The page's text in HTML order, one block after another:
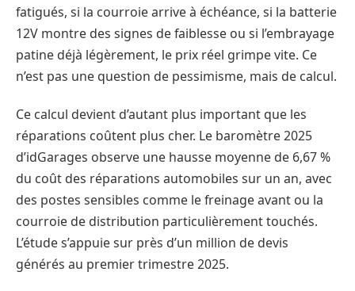
fatigués, si la courroie arrive à échéance, si la batterie
12V montre des signes de faiblesse ou si l’embrayage
patine déjà légèrement, le prix réel grimpe vite. Ce
n’est pas une question de pessimisme, mais de calcul.
Ce calcul devient d’autant plus important que les
réparations coûtent plus cher. Le baromètre 2025
d’idGarages observe une hausse moyenne de 6,67 %
du coût des réparations automobiles sur un an, avec
des postes sensibles comme le freinage avant ou la
courroie de distribution particulièrement touchés.
L’étude s’appuie sur près d’un million de devis
générés au premier trimestre 2025.